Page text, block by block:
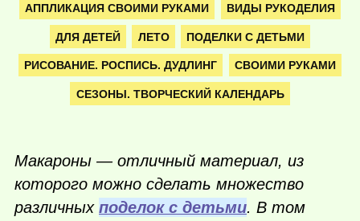
АППЛИКАЦИЯ СВОИМИ РУКАМИ ВИДЫ РУКОДЕЛИЯ
ДЛЯ ДЕТЕЙ ЛЕТО ПОДЕЛКИ С ДЕТЬМИ
РИСОВАНИЕ. РОСПИСЬ. ДУДЛИНГ СВОИМИ РУКАМИ
СЕЗОНЫ. ТВОРЧЕСКИЙ КАЛЕНДАРЬ
Макароны — отличный материал, из
которого можно сделать множество
различных поделок с детьми. В том